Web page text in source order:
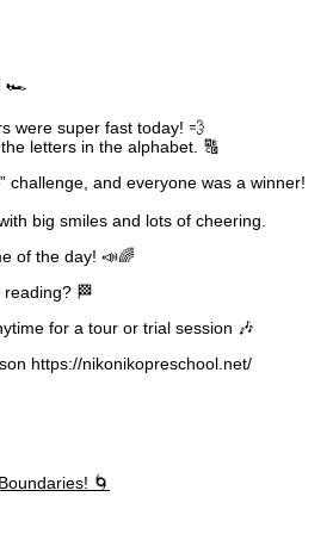
🏎️
were super fast today! 💨
letters in the alphabet. 🔠
challenge, and everyone was a winner!
big smiles and lots of cheering.
of the day! 📣🌈
🏁
for a tour or trial session 🎶
https://nikonikopreschool.net/
🌀